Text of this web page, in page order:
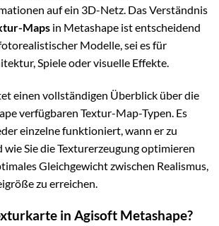
auf ein 3D-Netz. Das Verständnis
Maps in Metashape ist entscheidend
Modelle, sei es für
Spiele oder visuelle Effekte.
einen vollständigen Überblick über die
verfügbaren Textur-Map-Typen. Es
einzelne funktioniert, wann er zu
Sie die Texturerzeugung optimieren
Gleichgewicht zwischen Realismus,
zu erreichen.
in Agisoft Metashape?